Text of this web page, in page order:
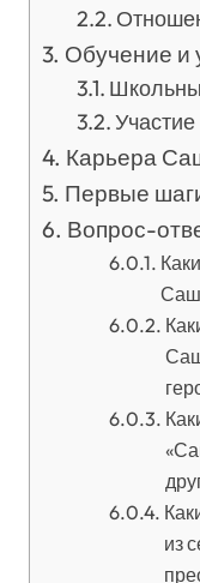
Обучение и
Карьера
Первые
Вопрос-
из